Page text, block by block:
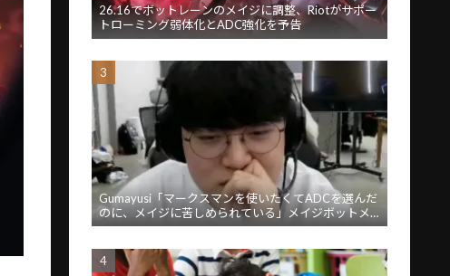
26.16でボットレーンのメイジに調整、Riotがサポー
トローミング弱体化とADC強化を予告
Gumayusi「マークスマンを使いたくてADCを選んだ
のに、メイジに苦しめられている」メイジボットメ
タに苦言